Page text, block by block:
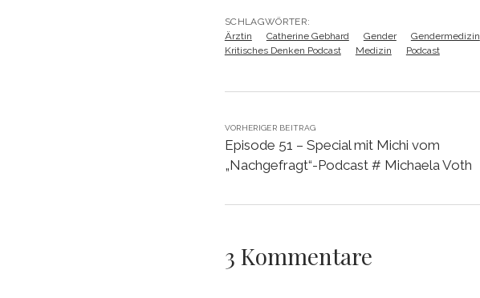
SCHLAGWÖRTER:
Ärztin
Catherine Gebhard Gender Gendermedizin
Kritisches Denken Podcast
Medizin Podcast
VORHERIGER BEITRAG
Episode 51 – Special mit Michi vom
„Nachgefragt“-Podcast # Michaela Voth
3 Kommentare